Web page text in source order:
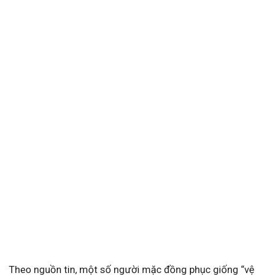
Theo nguồn tin, một số người mặc đồng phục giống “vệ